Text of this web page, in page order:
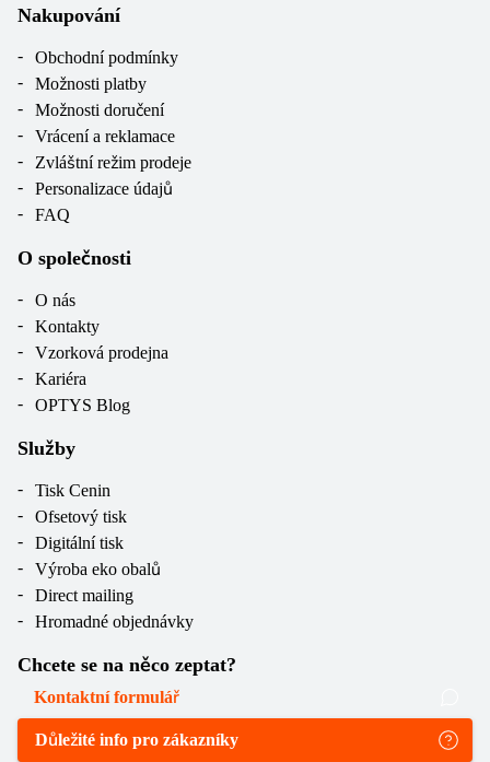
Nakupování
Obchodní podmínky
Možnosti platby
Možnosti doručení
Vrácení a reklamace
Zvláštní režim prodeje
Personalizace údajů
FAQ
O společnosti
O nás
Kontakty
Vzorková prodejna
Kariéra
OPTYS Blog
Služby
Tisk Cenin
Ofsetový tisk
Digitální tisk
Výroba eko obalů
Direct mailing
Hromadné objednávky
Chcete se na něco zeptat?
Kontaktní formulář
Důležité info pro zákazníky